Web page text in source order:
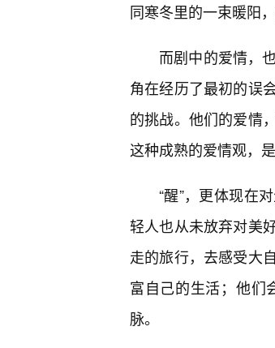
同寒冬里的一束暖阳
而剧中的爱情，
角在经历了最初的误
的挑战。他们的爱情
这种成熟的爱情观，
“醒”，更体现在
轻人也从未放弃对美
走的旅行，去感受大
富自己的生活；他们
脉。